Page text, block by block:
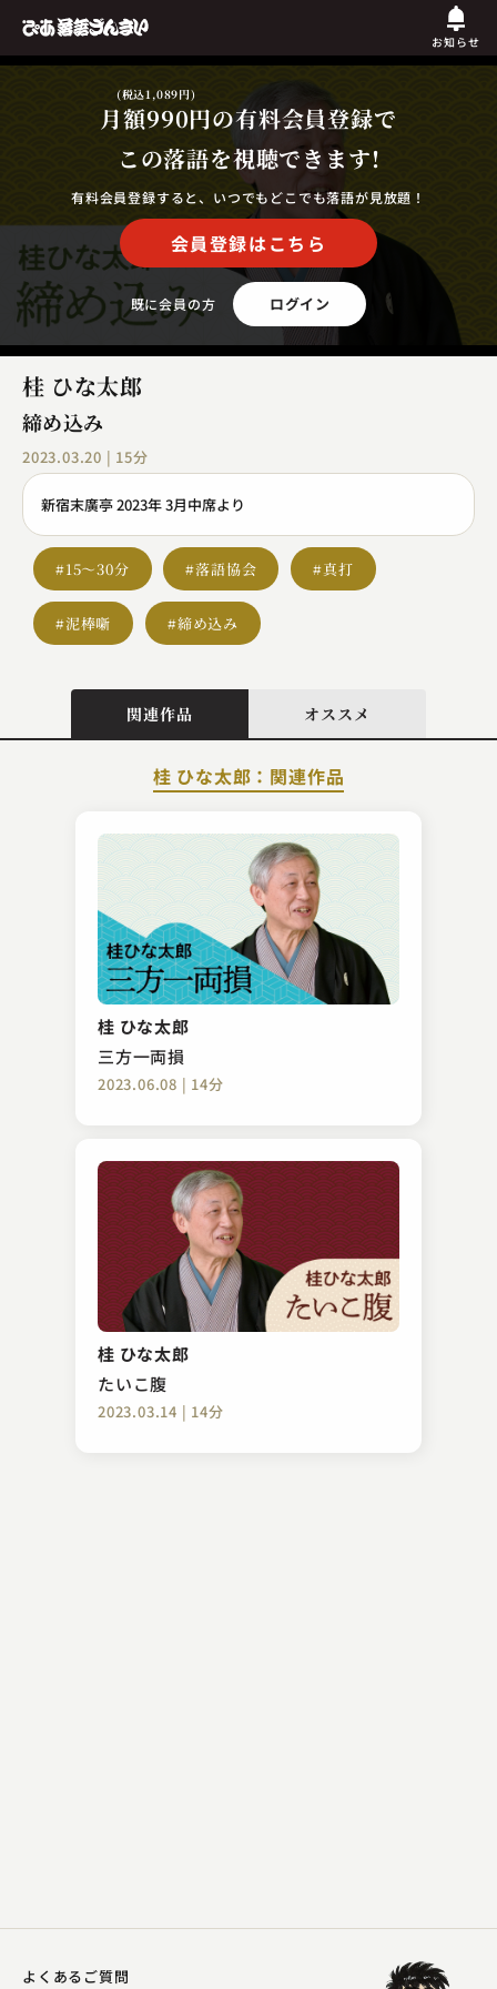
お知らせ
月額990円
(税込1,089円)
の有料会員登録で
この落語を視聴できます!
有料会員登録すると、いつでもどこでも落語が見放題！
会員登録はこちら
既に会員の方 ログイン
桂 ひな太郎
締め込み
2023.03.20 | 15分
新宿末廣亭 2023年 3月中席より
#15～30分 #落語協会 #真打
#泥棒噺 #締め込み
関連作品 オススメ
桂 ひな太郎：関連作品
桂 ひな太郎
三方一両損
2023.06.08 | 14分
桂 ひな太郎
たいこ腹
2023.03.14 | 14分
春風亭 勢朝
池田屋前
2023.10.24 | 15分
神田 松鯉
源平盛衰記 那須与一 扇の的
2023.12.15 | 16分
よくあるご質問